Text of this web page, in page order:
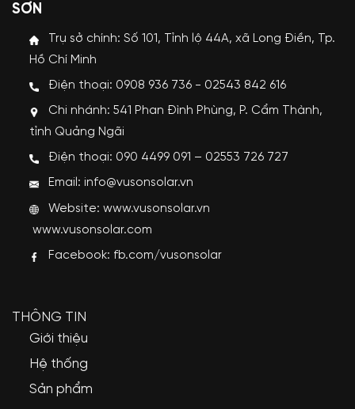
SƠN
Trụ sở chính: Số 101, Tỉnh lộ 44A, xã Long Điền, Tp.
Hồ Chí Minh
Điện thoại: 0908 936 736 - 02543 842 616
Chi nhánh: 541 Phan Đình Phùng, P. Cẩm Thành,
tỉnh Quảng Ngãi
Điện thoại: 090 4499 091 – 02553 726 727
Email: info@vusonsolar.vn
Website:www.vusonsolar.vn
www.vusonsolar.com
Facebook: fb.com/vusonsolar
THÔNG TIN
Giới thiệu
Hệ thống
Sản phẩm